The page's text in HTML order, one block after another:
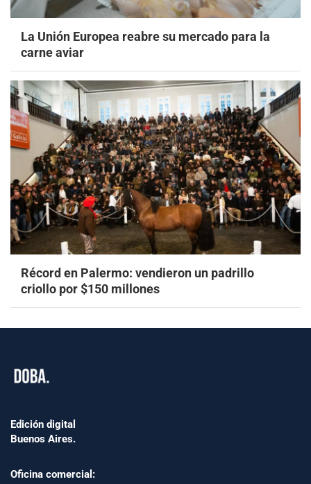
La Unión Europea reabre su mercado para la
carne aviar
Récord en Palermo: vendieron un padrillo
criollo por $150 millones
Edición digital
Buenos Aires.
Oficina comercial: